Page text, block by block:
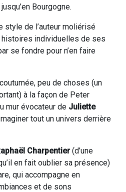
Bourgogne.
style de l’auteur moliérisé
individuelles de ses
se fondre pour n’en faire
peu de choses (un
à la façon de Peter
mur évocateur de Juliette
tout un univers derrière
Charpentier(d’une
en fait oublier sa présence)
qui accompagne en
et de sons